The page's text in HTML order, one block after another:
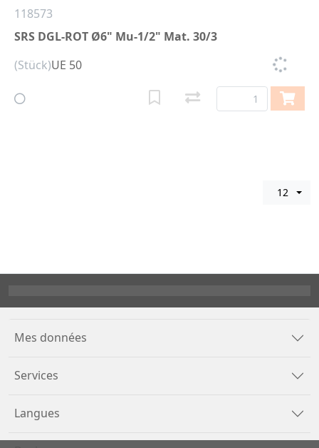
118573
SRS DGL-ROT Ø6" Mu-1/2" Mat. 30/3
(Stück)UE 50
12
Mes données
Services
Langues